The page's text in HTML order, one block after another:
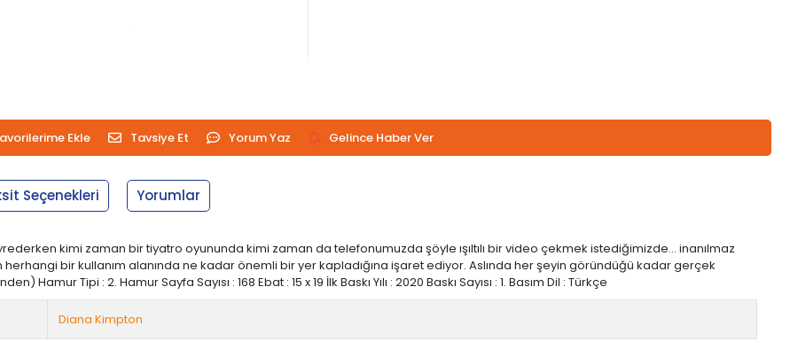
Ekle Tavsiye Et Yorum Yaz Gelince Haber Ver
Seçenekleri Yorumlar
kimi zaman bir tiyatro oyununda kimi zaman da telefonumuzda şöyle ışıltılı bir video çekmek istediğimizde... inanılmaz
bir kullanım alanında ne kadar önemli bir yer kapladığına işaret ediyor. Aslında her şeyin göründüğü kadar gerçek
Tipi : 2. Hamur Sayfa Sayısı : 168 Ebat : 15 x 19 İlk Baskı Yılı : 2020 Baskı Sayısı : 1. Basım Dil : Türkçe
Diana Kimpton